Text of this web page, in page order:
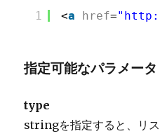
1
<a href="
指定可能なパラメータ
type
stringを指定すると、リ